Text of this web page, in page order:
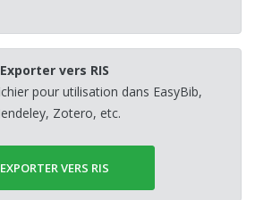
Exporter vers RIS
pour utilisation dans EasyBib,
Zotero, etc.
EXPORTER VERS RIS